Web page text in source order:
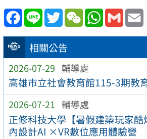
相關公告
2026-07-29 輔導處
高雄市立社會教育館115-3期教
2026-07-21 輔導處
正修科技大學【暑假建築玩家酷
內設計AI ×VR數位應用體驗營
Facebook
Line TwitterWeChatWhatsApp
Gmail